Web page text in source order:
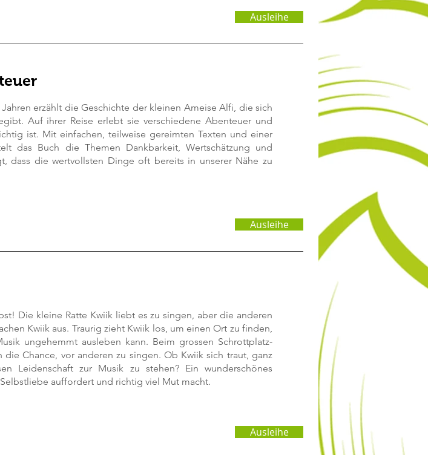
Ausleihe
erzählt die Geschichte der kleinen Ameise Alfi, die sich
Auf ihrer Reise erlebt sie verschiedene Abenteuer und
ist. Mit einfachen, teilweise gereimten Texten und einer
das Buch die Themen Dankbarkeit, Wertschätzung und
dass die wertvollsten Dinge oft bereits in unserer Nähe zu
Ausleihe
Die kleine Ratte Kwiik liebt es zu singen, aber die anderen
Kwiik aus. Traurig zieht Kwiik los, um einen Ort zu finden,
ungehemmt ausleben kann. Beim grossen Schrottplatz-
die Chance, vor anderen zu singen. Ob Kwiik sich traut, ganz
Leidenschaft zur Musik zu stehen? Ein wunderschönes
auffordert und richtig viel Mut macht.
Ausleihe